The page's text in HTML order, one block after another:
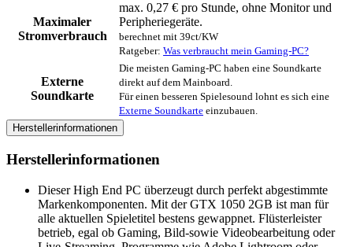
Maximaler
Stromverbrauch
max. 0,27 € pro Stunde, ohne Monitor und
Peripheriegeräte.
berechnet mit 39ct/KW
Ratgeber: Was verbraucht mein Gaming-PC?
Externe
Soundkarte
Die meisten Gaming-PC haben eine Soundkarte
direkt auf dem Mainboard.
Für einen besseren Spielesound lohnt es sich eine
Externe Soundkarte einzubauen.
Herstellerinformationen
Herstellerinformationen
Dieser High End PC überzeugt durch perfekt abgestimmte
Markenkomponenten. Mit der GTX 1050 2GB ist man für
alle aktuellen Spieletitel bestens gewappnet. Flüsterleister
betrieb, egal ob Gaming, Bild-sowie Videobearbeitung oder